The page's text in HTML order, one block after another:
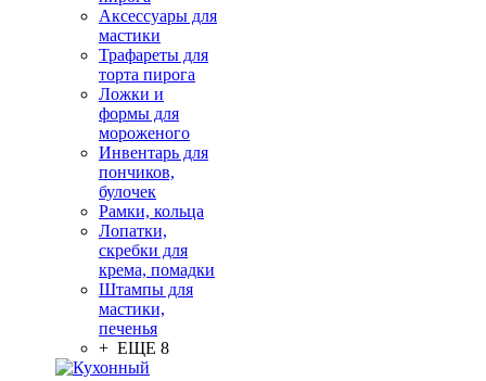
Аксессуары для
мастики
Трафареты для
торта пирога
Ложки и
формы для
мороженого
Инвентарь для
пончиков,
булочек
Рамки, кольца
Лопатки,
скребки для
крема, помадки
Штампы для
мастики,
печенья
+ ЕЩЕ 8